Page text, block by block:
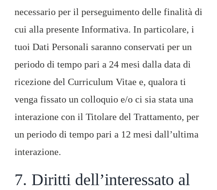
necessario per il perseguimento delle finalità di
cui alla presente Informativa. In particolare, i
tuoi Dati Personali saranno conservati per un
periodo di tempo pari a 24 mesi dalla data di
ricezione del Curriculum Vitae e, qualora ti
venga fissato un colloquio e/o ci sia stata una
interazione con il Titolare del Trattamento, per
un periodo di tempo pari a 12 mesi dall’ultima
interazione.
7. Diritti dell’interessato al